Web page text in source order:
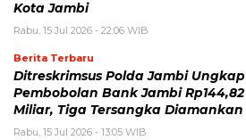
Kota Jambi
Rabu, 15 Jul 2026 - 22:06 WIB
Berita Terbaru
Ditreskrimsus Polda Jambi Ungkap
Pembobolan Bank Jambi Rp144,82
Miliar, Tiga Tersangka Diamankan
Rabu, 15 Jul 2026 - 13:05 WIB